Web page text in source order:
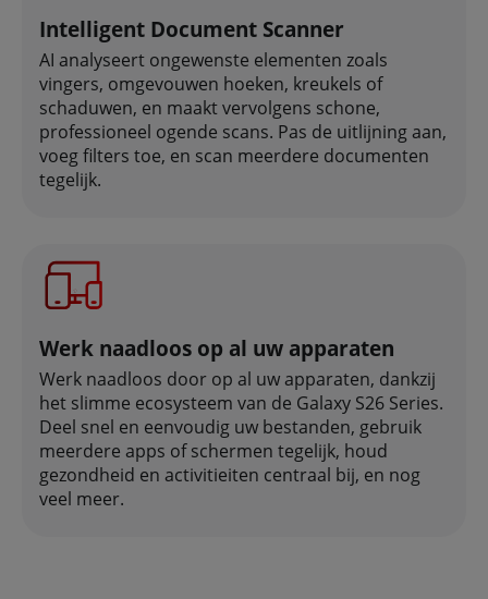
Intelligent Document Scanner
AI analyseert ongewenste elementen zoals
vingers, omgevouwen hoeken, kreukels of
schaduwen, en maakt vervolgens schone,
professioneel ogende scans. Pas de uitlijning aan,
voeg filters toe, en scan meerdere documenten
tegelijk.
Werk naadloos op al uw apparaten
Werk naadloos door op al uw apparaten, dankzij
het slimme ecosysteem van de Galaxy S26 Series.
Deel snel en eenvoudig uw bestanden, gebruik
meerdere apps of schermen tegelijk, houd
gezondheid en activitieiten centraal bij, en nog
veel meer.